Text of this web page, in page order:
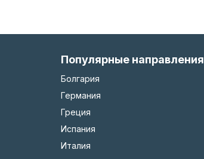
Популярные направления
Болгария
Германия
Греция
Испания
Италия